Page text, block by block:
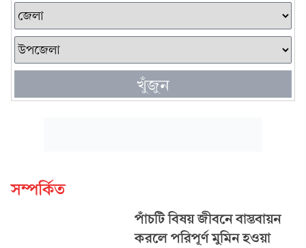
খুঁজুন
সম্পর্কিত
পাঁচটি বিষয় জীবনে বাস্তবায়ন
করলে পরিপূর্ণ মুমিন হওয়া